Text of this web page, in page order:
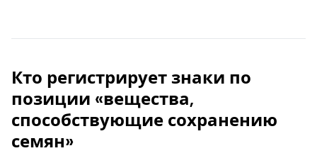
Кто регистрирует знаки по
позиции «вещества,
способствующие сохранению
семян»